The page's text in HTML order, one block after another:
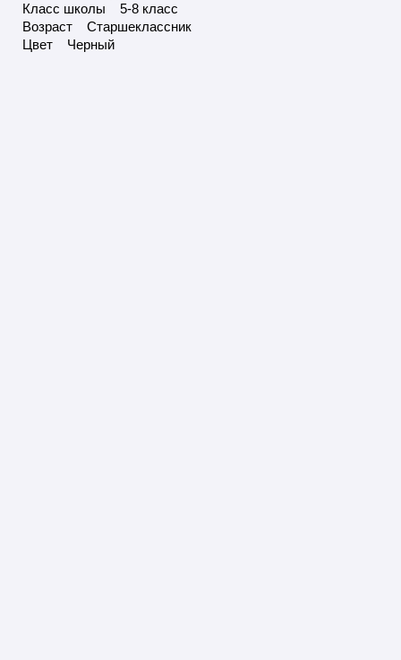
Класс школы 5-8 класс
Возраст Старшеклассник
Цвет Черный